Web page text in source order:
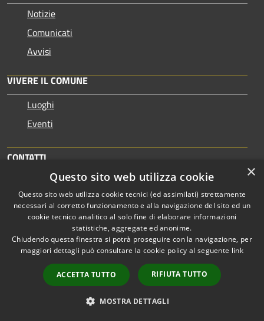
Notizie
Comunicati
Avvisi
VIVERE IL COMUNE
Luoghi
Eventi
CONTATTI
Comune di Finale Ligure
Via Pertica 29 - 17024, Finale Ligure
Codice Fiscale: 00318330099
Partita IVA: 00318330099
Numero verde segnalazioni guasti acquedotto o fognatura:
800995105
Numero verde per interventi di manutenzione ordinaria
×
Questo sito web utilizza cookie
Questo sito web utilizza cookie tecnici (ed assimilati) strettamente
necessari al corretto funzionamento e alla navigazione del sito ed un
cookie tecnico analitico al solo fine di elaborare informazioni
statistiche, aggregate ed anonime.
Chiudendo questa finestra si potrà proseguire con la navigazione, per
maggiori dettagli può consultare la cookie policy al seguente link
ACCETTA TUTTO RIFIUTA TUTTO
MOSTRA DETTAGLI